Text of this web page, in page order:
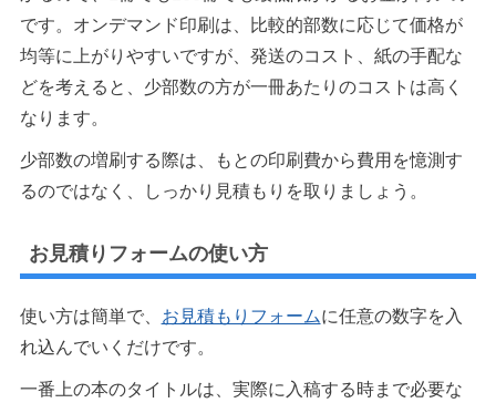
です。オンデマンド印刷は、比較的部数に応じて価格が
均等に上がりやすいですが、発送のコスト、紙の手配な
どを考えると、少部数の方が一冊あたりのコストは高く
なります。
少部数の増刷する際は、もとの印刷費から費用を憶測す
るのではなく、しっかり見積もりを取りましょう。
お見積りフォームの使い方
使い方は簡単で、 お見積もりフォームに任意の数字を入
れ込んでいくだけです。
一番上の本のタイトルは、実際に入稿する時まで必要な